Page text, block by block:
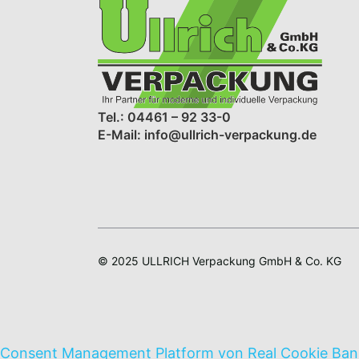
Tel.: 04461 – 92 33-0
E-Mail: info@ullrich-verpackung.de
© 2025 ULLRICH Verpackung GmbH & Co. KG
Consent Management Platform von Real Cookie